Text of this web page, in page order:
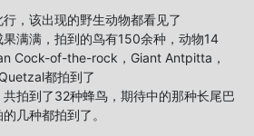
，该出现的野生动物都看见了
果满满，拍到的鸟有150余种，动物14
Cock-of-the-rock，Giant Antpitta，
都拍到了
拍到了32种蜂鸟，期待中的那种长尾巴
几种都拍到了。